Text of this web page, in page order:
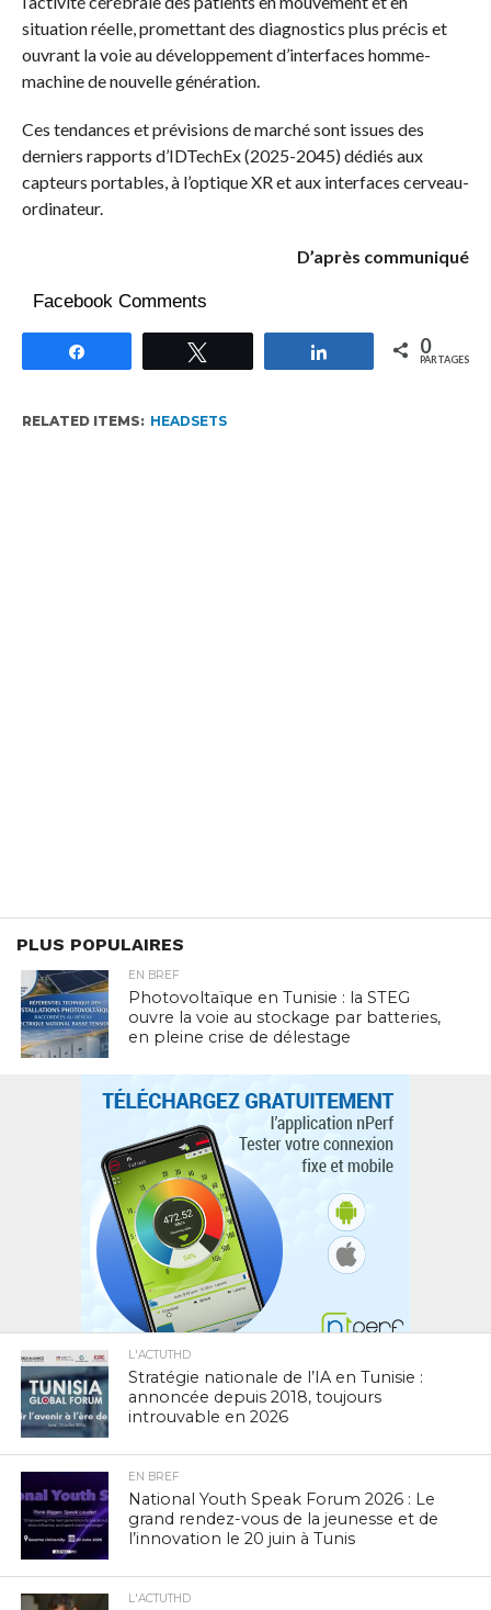
situation réelle, promettant des diagnostics plus précis et
ouvrant la voie au développement d’interfaces homme-
machine de nouvelle génération.
Ces tendances et prévisions de marché sont issues des
derniers rapports d’IDTechEx (2025-2045) dédiés aux
capteurs portables, à l’optique XR et aux interfaces cerveau-
ordinateur.
D’après communiqué
Facebook Comments
Partagez 0
PARTAGES
RELATED ITEMS: HEADSETS
PLUS POPULAIRES
EN BREF
Photovoltaïque en Tunisie : la STEG
ouvre la voie au stockage par batteries,
en pleine crise de délestage
L'ACTUTHD
Stratégie nationale de l’IA en Tunisie :
annoncée depuis 2018, toujours
introuvable en 2026
EN BREF
National Youth Speak Forum 2026 : Le
grand rendez-vous de la jeunesse et de
l’innovation le 20 juin à Tunis
L'ACTUTHD